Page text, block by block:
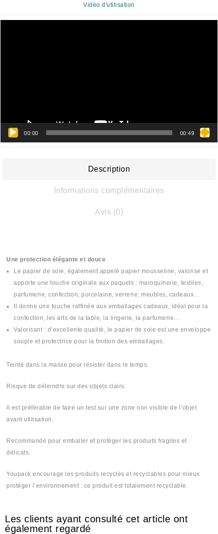
Vidéo d'utilisation
00:00 00:49
Description
Informations complémentaires
Avis (0)
Une protection élégante et douce
Le papier de soie, également appelé papier mousseline, valorise et
apporte une touche originale aux paquets : maroquinerie, textiles,
parfumerie, confection, porcelaine, verrerie, meubles, cadeaux…
Il donne une touche raffinée aux emballages cadeaux, idéal pour la
confection, les arts de la table, la lingerie, la parfumerie…
Valorisant : d’excellente qualité, le papier de soie est une enveloppe
souple et protectrice pour la finition des emballages.
Teinté dans la masse pour résister dans le temps.
Risque de déteindre sur des objets clairs.
Il est préférable de faire un test sur une zone non visible de l’objet
avant utilisation.
Recommandé pour emballer et protéger les produits fragiles et
délicats.
Youpack encourage les produits recyclés et recyclables pour mieux
protéger l’environnement : ce produit est totalement recyclable.
Les clients ayant consulté cet article ont
également regardé